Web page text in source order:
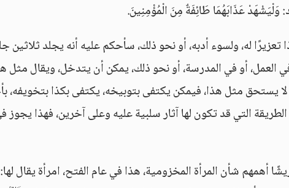
وَلْيَشْهَدْ عَذَابَهُمَا طَائِفَةٌ مِنَ الْمُؤْمِنِينَ.
له، ولسوء أدبه، أو نحو ذلك، سأحكم عليه أنه يجلد ثلاثين
العمل، أو في المدرسة، أو نحو ذلك، يمكن أن يتدخل، ويقال مثل
لا يستحق مثل هذا، فيمكن يكتفى بتوبيخه، يكتفى بكذا بتخويفه،
التي قد تكون لها آثار سلبية عليه وعلى آخرين، فهذا يجوز
أهمهم شأن المرأة المخزومية، هذا في عام الفتح، امرأة يقال لها: